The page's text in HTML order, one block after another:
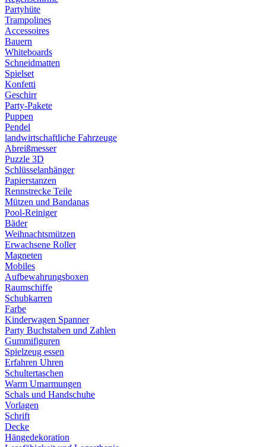
Partyhüte
Trampolines
Accessoires
Bauern
Whiteboards
Schneidmatten
Spielset
Konfetti
Geschirr
Party-Pakete
Puppen
Pendel
landwirtschaftliche Fahrzeuge
Abreißmesser
Puzzle 3D
Schlüsselanhänger
Papierstanzen
Rennstrecke Teile
Mützen und Bandanas
Pool-Reiniger
Bäder
Weihnachtsmützen
Erwachsene Roller
Magneten
Mobiles
Aufbewahrungsboxen
Raumschiffe
Schubkarren
Farbe
Kinderwagen Spanner
Party Buchstaben und Zahlen
Gummifiguren
Spielzeug essen
Erfahren Uhren
Schultertaschen
Warm Umarmungen
Schals und Handschuhe
Vorlagen
Schrift
Decke
Hängedekoration